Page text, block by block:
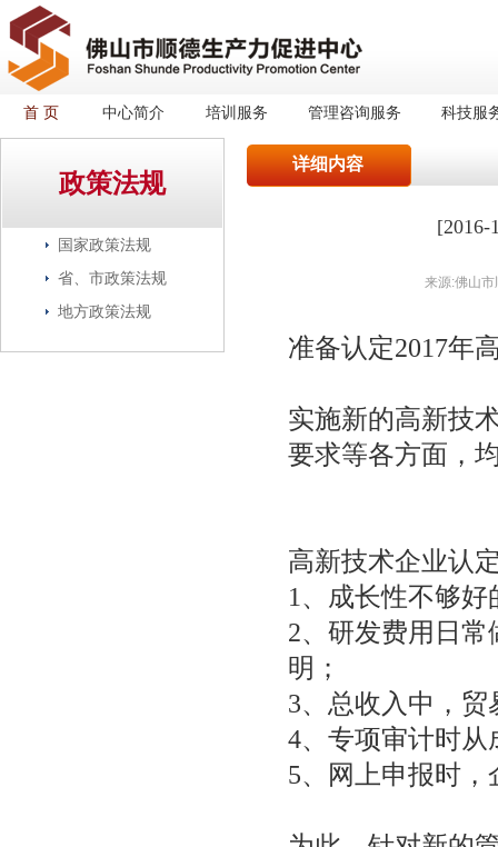
首 页 中心简介 培训服务 管理咨询服务 科技服
政策法规
国家政策法规
省、市政策法规
地方政策法规
详细内容
[2016-
来源:佛山
准备认定2017年
实施新的高新技
要求等各方面，
高新技术企业认
1、成长性不够
2、研发费用日
明；
3、总收入中，
4、专项审计时
5、网上申报时